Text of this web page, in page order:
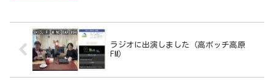
ラジオに出演しました（高ボッチ高原
FM）